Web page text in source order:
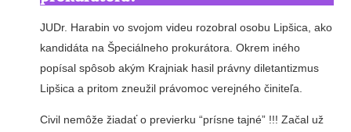
JUDr. Harabin vo svojom videu rozobral osobu Lipšica, ako
kandidáta na Špeciálneho prokurátora. Okrem iného
popísal spôsob akým Krajniak hasil právny diletantizmus
Lipšica a pritom zneužil právomoc verejného činiteľa.
Civil nemôže žiadať o previerku “prísne tajné” !!! Začal už